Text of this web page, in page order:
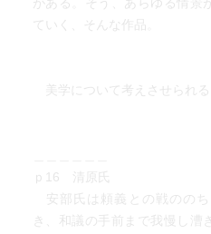
ていく、そんな作品。
美学について考えさせられる
ｐ16 清原氏
安部氏は頼義との戦ののち
き、和議の手前まで我慢し漕